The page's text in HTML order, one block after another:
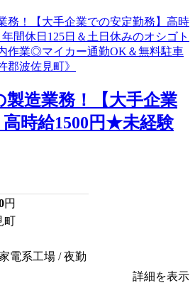
造業務！【大手企業
時給1500円★未経験
円
町
電系工場 / 夜勤
詳細を表示